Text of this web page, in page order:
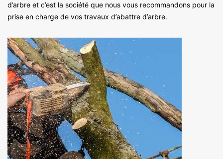
d’arbre et c’est la société que nous vous recommandons pour la
prise en charge de vos travaux d’abattre d’arbre.